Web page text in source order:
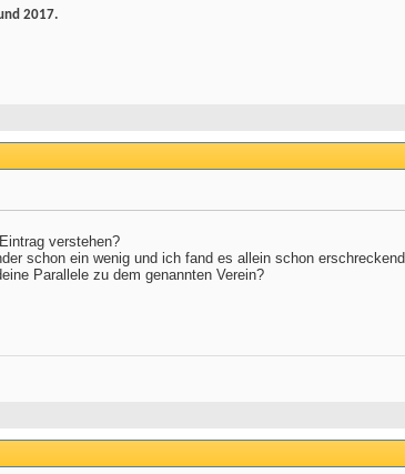
2017.
verstehen?
schon ein wenig und ich fand es allein schon
Parallele zu dem genannten Verein?